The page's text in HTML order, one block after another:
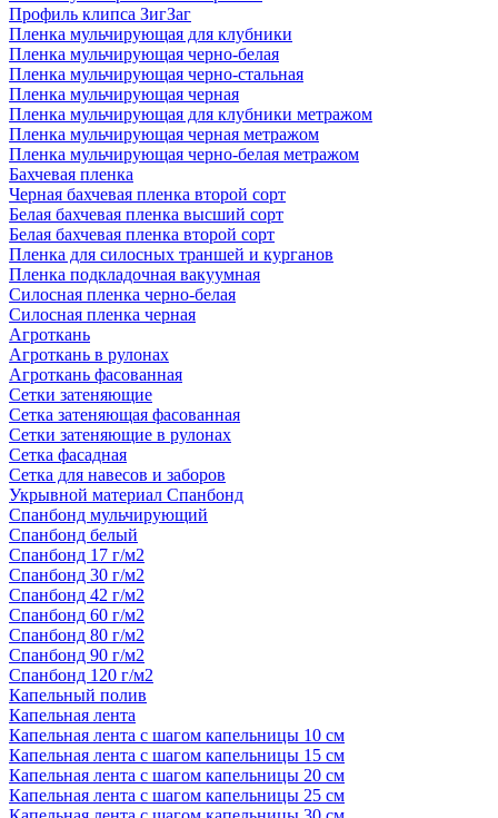
Профиль клипса ЗигЗаг
Пленка мульчирующая для клубники
Пленка мульчирующая черно-белая
Пленка мульчирующая черно-стальная
Пленка мульчирующая черная
Пленка мульчирующая для клубники метражом
Пленка мульчирующая черная метражом
Пленка мульчирующая черно-белая метражом
Бахчевая пленка
Черная бахчевая пленка второй сорт
Белая бахчевая пленка высший сорт
Белая бахчевая пленка второй сорт
Пленка для силосных траншей и курганов
Пленка подкладочная вакуумная
Силосная пленка черно-белая
Силосная пленка черная
Агроткань
Агроткань в рулонах
Агроткань фасованная
Сетки затеняющие
Сетка затеняющая фасованная
Сетки затеняющие в рулонах
Сетка фасадная
Сетка для навесов и заборов
Укрывной материал Спанбонд
Спанбонд мульчирующий
Спанбонд белый
Спанбонд 17 г/м2
Спанбонд 30 г/м2
Спанбонд 42 г/м2
Спанбонд 60 г/м2
Спанбонд 80 г/м2
Спанбонд 90 г/м2
Спанбонд 120 г/м2
Капельный полив
Капельная лента
Капельная лента с шагом капельницы 10 см
Капельная лента с шагом капельницы 15 см
Капельная лента с шагом капельницы 20 см
Капельная лента с шагом капельницы 25 см